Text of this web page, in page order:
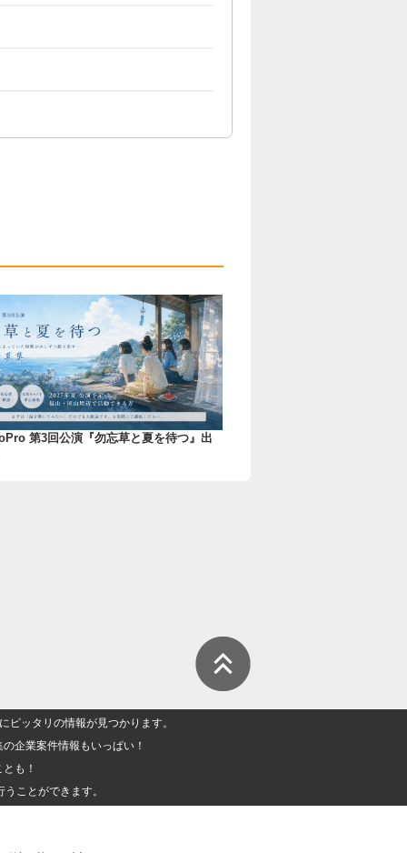
第3回公演『勿忘草と夏を待つ』出
ッタリの情報が見つかります。
企業案件情報もいっぱい！
も！
ことができます。